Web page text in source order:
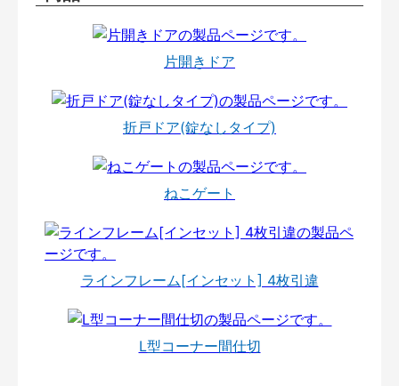
片開きドア
折戸ドア(錠なしタイプ)
ねこゲート
ラインフレーム[インセット] 4枚引違
L型コーナー間仕切